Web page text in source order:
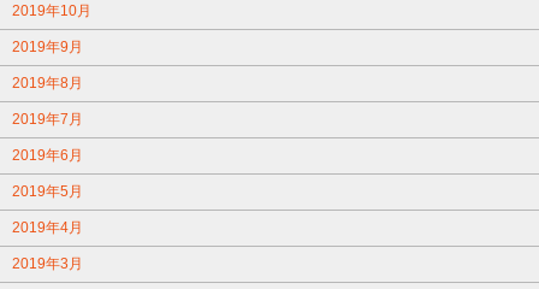
2019年10月
2019年9月
2019年8月
2019年7月
2019年6月
2019年5月
2019年4月
2019年3月